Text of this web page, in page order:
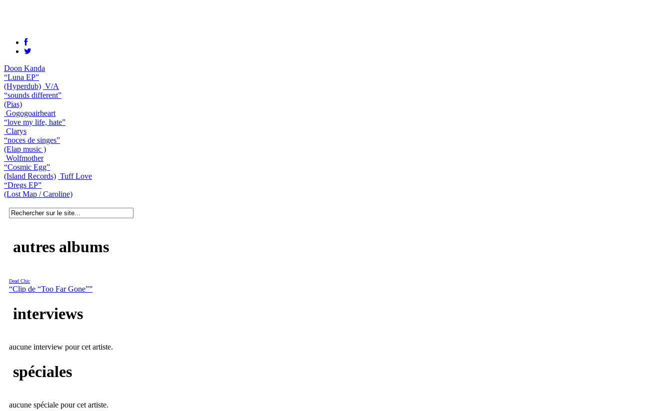
Doon Kanda
“Luna EP”
(Hyperdub) V/A
“sounds different”
(Pias)
Gogogoairheart
“love my life, hate”
Clarys
“noces de singes”
(Elap music )
Wolfmother
“Cosmic Egg”
(Island Records) Tuff Love
“Dregs EP”
(Lost Map / Caroline)
autres albums
Dead Chic
“Clip de “Too Far Gone””
interviews
aucune interview pour cet artiste.
spéciales
aucune spéciale pour cet artiste.